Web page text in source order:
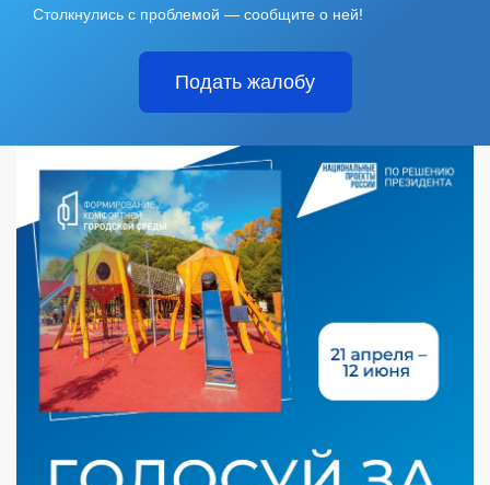
Столкнулись с проблемой — сообщите о ней!
Подать жалобу